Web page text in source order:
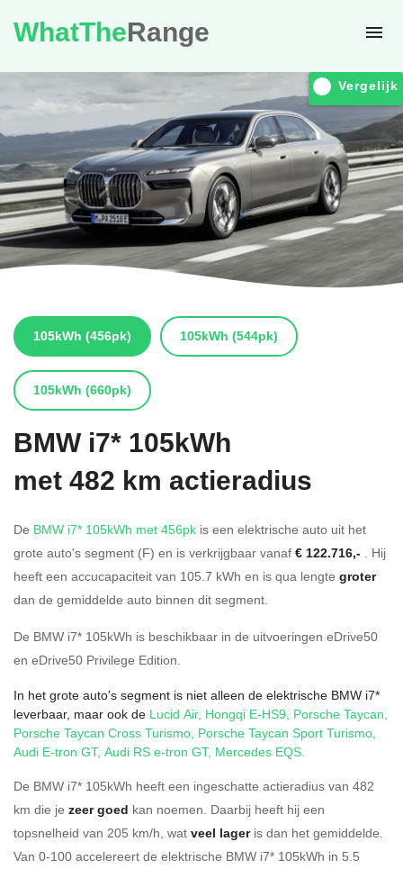
WhatTheRange
Vergelijk
105kWh (456pk) 105kWh (544pk)
105kWh (660pk)
BMWi7* 105kWh
met 482 km actieradius
De BMW i7* 105kWh met 456pk is een elektrische auto uit het
grote auto's segment (F) en is verkrijgbaar vanaf € 122.716,- . Hij
heeft een accucapaciteit van 105.7 kWh en is qua lengte groter
dan de gemiddelde auto binnen dit segment.
De BMW i7* 105kWh is beschikbaar in de uitvoeringen eDrive50
en eDrive50 Privilege Edition.
In het grote auto's segment is niet alleen de elektrische BMW i7*
leverbaar, maar ook de Lucid Air, Hongqi E-HS9, Porsche Taycan,
Porsche Taycan Cross Turismo, Porsche Taycan Sport Turismo,
Audi E-tron GT, Audi RS e-tron GT, Mercedes EQS.
De BMW i7* 105kWh heeft een ingeschatte actieradius van 482
km die je zeer goed kan noemen. Daarbij heeft hij een
topsnelheid van 205 km/h, wat veel lageris dan het gemiddelde.
Van 0-100 accelereert de elektrische BMW i7* 105kWh in 5.5